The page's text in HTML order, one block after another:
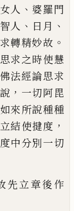
女人 、 婆羅門
人 、 日月 、
轉精妙故 。
求之時使慧
佛法經論思求
， 一切阿毘
如來所說種種
結使揵度 ，
中分別一切
先立章後作